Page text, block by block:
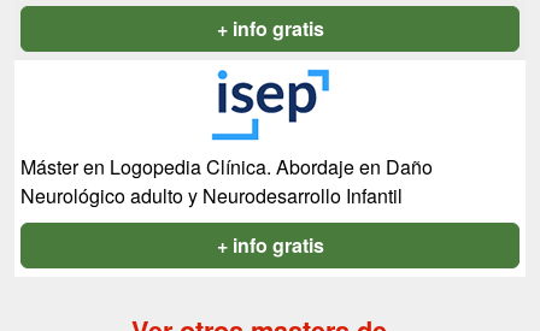
+ info gratis
Máster en Logopedia Clínica. Abordaje en Daño
Neurológico adulto y Neurodesarrollo Infantil
+ info gratis